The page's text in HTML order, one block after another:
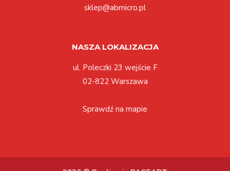
sklep@abmicro.pl
NASZA LOKALIZACJA
ul. Poleczki 23 wejście F
02-822 Warszawa
Sprawdź na mapie